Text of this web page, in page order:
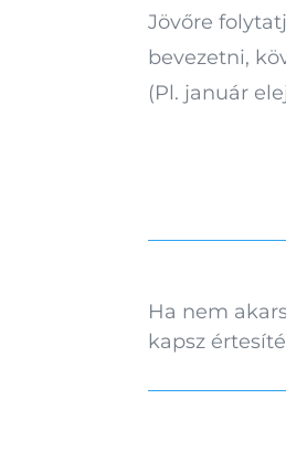
Jövőre
bevezetni,
(Pl. január
Ha nem
kapsz